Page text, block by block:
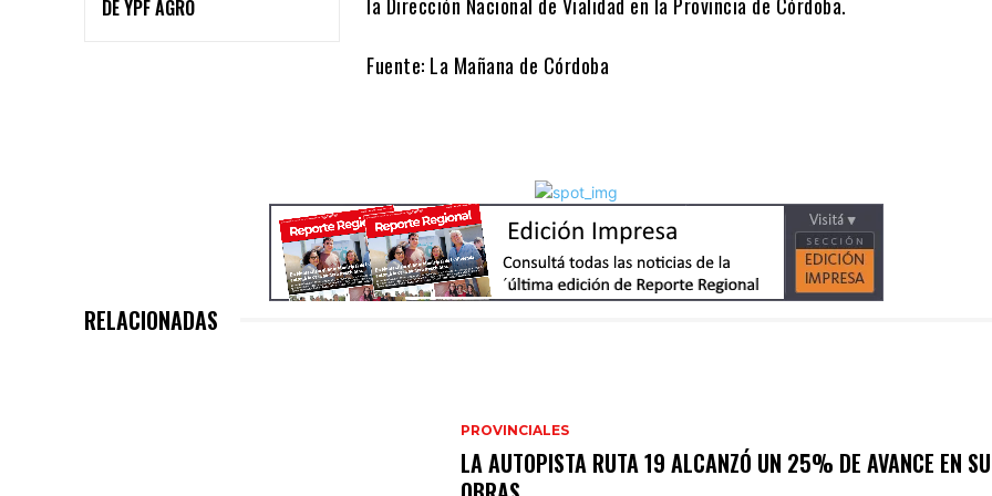
DE YPF AGRO
Fuente: La Mañana de Córdoba
RELACIONADAS
PROVINCIALES
LA AUTOPISTA RUTA 19 ALCANZÓ UN 25% DE AVANCE EN